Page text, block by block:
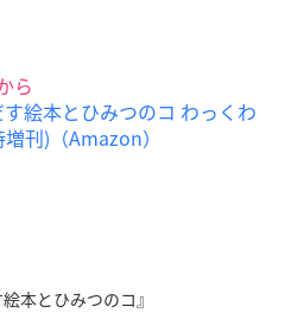
ら
絵本とひみつのコ わっくわ
刊)（Amazon）
本とひみつのコ』